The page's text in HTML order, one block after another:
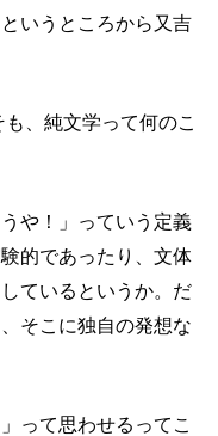
いうところから又吉
、純文学って何のこ
や！」っていう定義
的であったり、文体
ているというか。だ
そこに独自の発想な
って思わせるってこ